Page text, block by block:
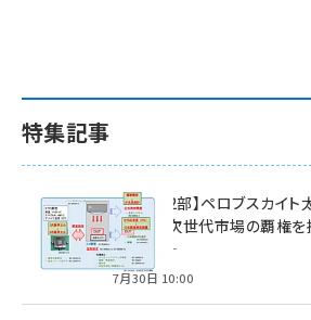
特集記事
特集【第2部】ペロブスカイ
戦略 ― 次世代市場の覇権を
の動向 ―
7月30日 10:00